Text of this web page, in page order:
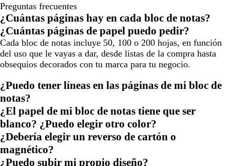
Preguntas frecuentes
¿Cuántas páginas hay en cada bloc de notas?
¿Cuántas páginas de papel puedo pedir?
Cada bloc de notas incluye 50, 100 o 200 hojas, en función
del uso que le vayas a dar, desde listas de la compra hasta
obsequios decorados con tu marca para tu negocio.
¿Puedo tener líneas en las páginas de mi bloc de
notas?
¿El papel de mi bloc de notas tiene que ser
blanco? ¿Puedo elegir otro color?
¿Debería elegir un reverso de cartón o
magnético?
¿Puedo subir mi propio diseño?